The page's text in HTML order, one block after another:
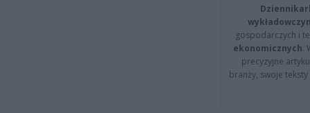
gospodarczych i
ekonomicznych.
precyzyjne
branży, swoje